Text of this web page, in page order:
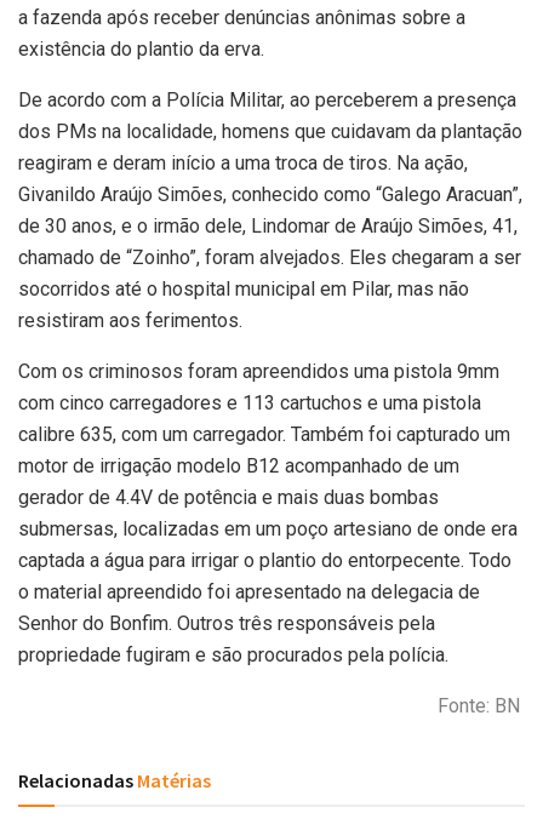
a fazenda após receber denúncias anônimas sobre a
existência do plantio da erva.
De acordo com a Polícia Militar, ao perceberem a presença
dos PMs na localidade, homens que cuidavam da plantação
reagiram e deram início a uma troca de tiros. Na ação,
Givanildo Araújo Simões, conhecido como “Galego Aracuan”,
de 30 anos, e o irmão dele, Lindomar de Araújo Simões, 41,
chamado de “Zoinho”, foram alvejados. Eles chegaram a ser
socorridos até o hospital municipal em Pilar, mas não
resistiram aos ferimentos.
Com os criminosos foram apreendidos uma pistola 9mm
com cinco carregadores e 113 cartuchos e uma pistola
calibre 635, com um carregador. Também foi capturado um
motor de irrigação modelo B12 acompanhado de um
gerador de 4.4V de potência e mais duas bombas
submersas, localizadas em um poço artesiano de onde era
captada a água para irrigar o plantio do entorpecente. Todo
o material apreendido foi apresentado na delegacia de
Senhor do Bonfim. Outros três responsáveis pela
propriedade fugiram e são procurados pela polícia.
Fonte: BN
Relacionadas Matérias